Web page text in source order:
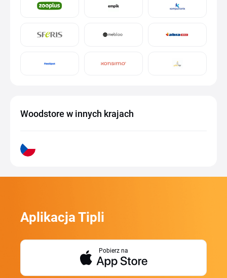
Woodstore w innych krajach
Aplikacja Tipli
Pobierz na